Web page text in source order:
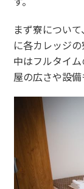
まず寮につい
に各カレッジ
中はフルタイ
屋の広さや設備